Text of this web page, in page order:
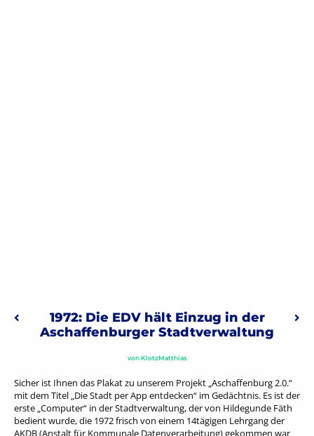
Beitragsnavigation
Vorheriger: Episode 21: Der Widerstandskämpfer Peter
1972: Die EDV hält Einzug in der
Aschaffenburger Stadtverwaltung
vonKlotzMatthias
Sicher ist Ihnen das Plakat zu unserem Projekt „Aschaffenburg 2.0.“
mit dem Titel „Die Stadt per App entdecken“ im Gedächtnis. Es ist der
erste „Computer“ in der Stadtverwaltung, der von Hildegunde Fäth
bedient wurde, die 1972 frisch von einem 14tägigen Lehrgang der
AKDB (Anstalt für Kommunale Datenverarbeitung) gekommen war